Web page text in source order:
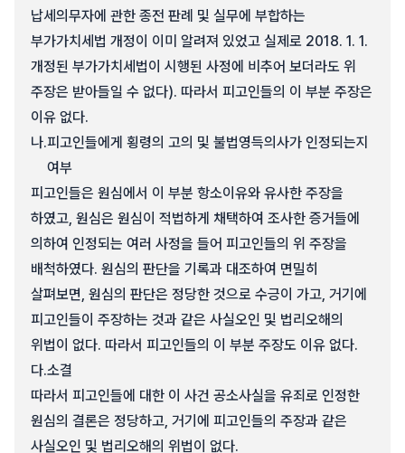
납세의무자에 관한 종전 판례 및 실무에 부합하는
부가가치세법 개정이 이미 알려져 있었고 실제로 2018. 1. 1.
개정된 부가가치세법이 시행된 사정에 비추어 보더라도 위
주장은 받아들일 수 없다). 따라서 피고인들의 이 부분 주장은
이유 없다.
나.피고인들에게 횡령의 고의 및 불법영득의사가 인정되는지
여부
피고인들은 원심에서 이 부분 항소이유와 유사한 주장을
하였고, 원심은 원심이 적법하게 채택하여 조사한 증거들에
의하여 인정되는 여러 사정을 들어 피고인들의 위 주장을
배척하였다. 원심의 판단을 기록과 대조하여 면밀히
살펴보면, 원심의 판단은 정당한 것으로 수긍이 가고, 거기에
피고인들이 주장하는 것과 같은 사실오인 및 법리오해의
위법이 없다. 따라서 피고인들의 이 부분 주장도 이유 없다.
다.소결
따라서 피고인들에 대한 이 사건 공소사실을 유죄로 인정한
원심의 결론은 정당하고, 거기에 피고인들의 주장과 같은
사실오인 및 법리오해의 위법이 없다.